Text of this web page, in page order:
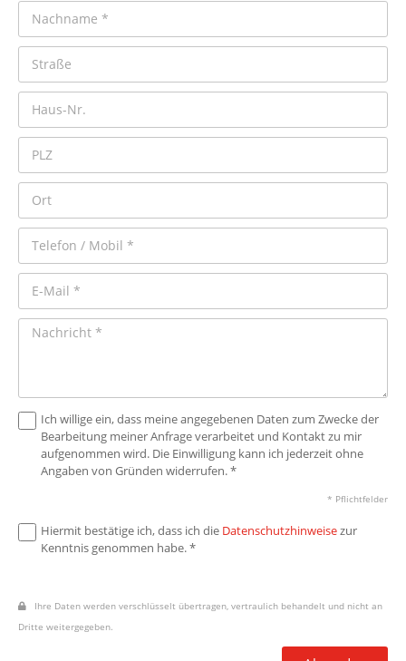
Ich willige ein, dass meine angegebenen Daten zum Zwecke der
Bearbeitung meiner Anfrage verarbeitet und Kontakt zu mir
aufgenommen wird. Die Einwilligung kann ich jederzeit ohne
Angaben von Gründen widerrufen. *
* Pflichtfelder
Hiermit bestätige ich, dass ich die Datenschutzhinweisezur
Kenntnis genommen habe. *
Ihre Daten werden verschlüsselt übertragen, vertraulich behandelt und nicht an
Dritte weitergegeben.